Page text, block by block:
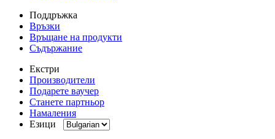
Поддръжка
Връзки
Връщане на продукти
Съдържание
Екстри
Производители
Подарете ваучер
Станете партньор
Намаления
Езици